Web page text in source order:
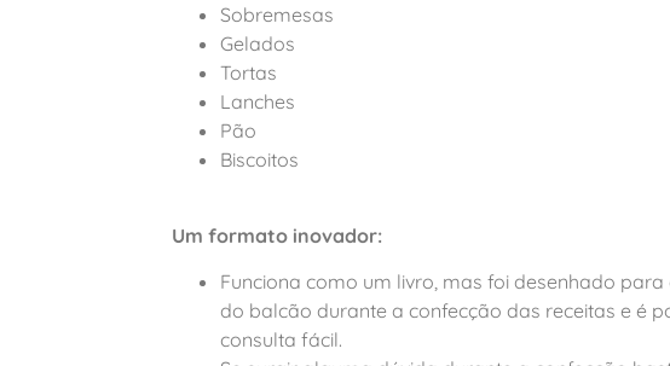
Sobremesas
Gelados
Tortas
Lanches
Pão
Biscoitos
Um formato inovador:
Funciona como um livro, mas foi desenhado
do balcão durante a confecção das receitas e é
consulta fácil.